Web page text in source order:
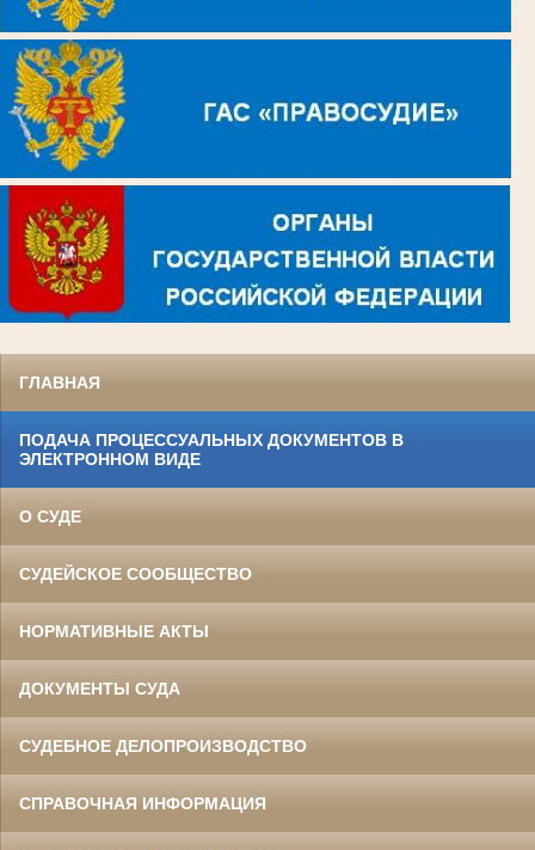
ГЛАВНАЯ
ПОДАЧА ПРОЦЕССУАЛЬНЫХ ДОКУМЕНТОВ В
ЭЛЕКТРОННОМ ВИДЕ
О СУДЕ
СУДЕЙСКОЕ СООБЩЕСТВО
НОРМАТИВНЫЕ АКТЫ
ДОКУМЕНТЫ СУДА
СУДЕБНОЕ ДЕЛОПРОИЗВОДСТВО
СПРАВОЧНАЯ ИНФОРМАЦИЯ